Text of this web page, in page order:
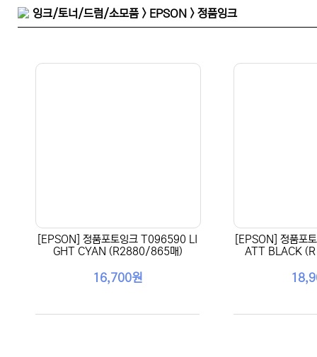
잉크/토너/드럼/소모품 > EPSON > 정품잉크
[EPSON] 정품포토잉크 T096590 LI
GHT CYAN (R2880/865매)
16,700원
[EPSON] 정품포
ATT BLACK